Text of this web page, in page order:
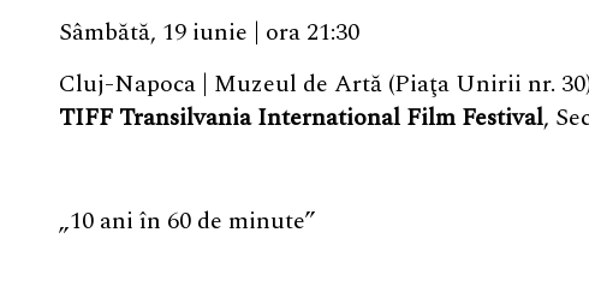
Sâmbătă, 19 iunie | ora 21:30
Cluj-Napoca | Muzeul de Artă (Piaţa Unirii nr.
TIFF Transilvania International Film Festival,
„10 ani în 60 de minute”